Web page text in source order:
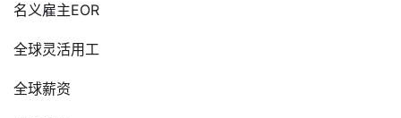
名义雇主EOR
全球灵活用工
全球薪资